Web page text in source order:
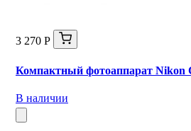
3 270 Р
Компактный фотоаппарат Nikon
В наличии